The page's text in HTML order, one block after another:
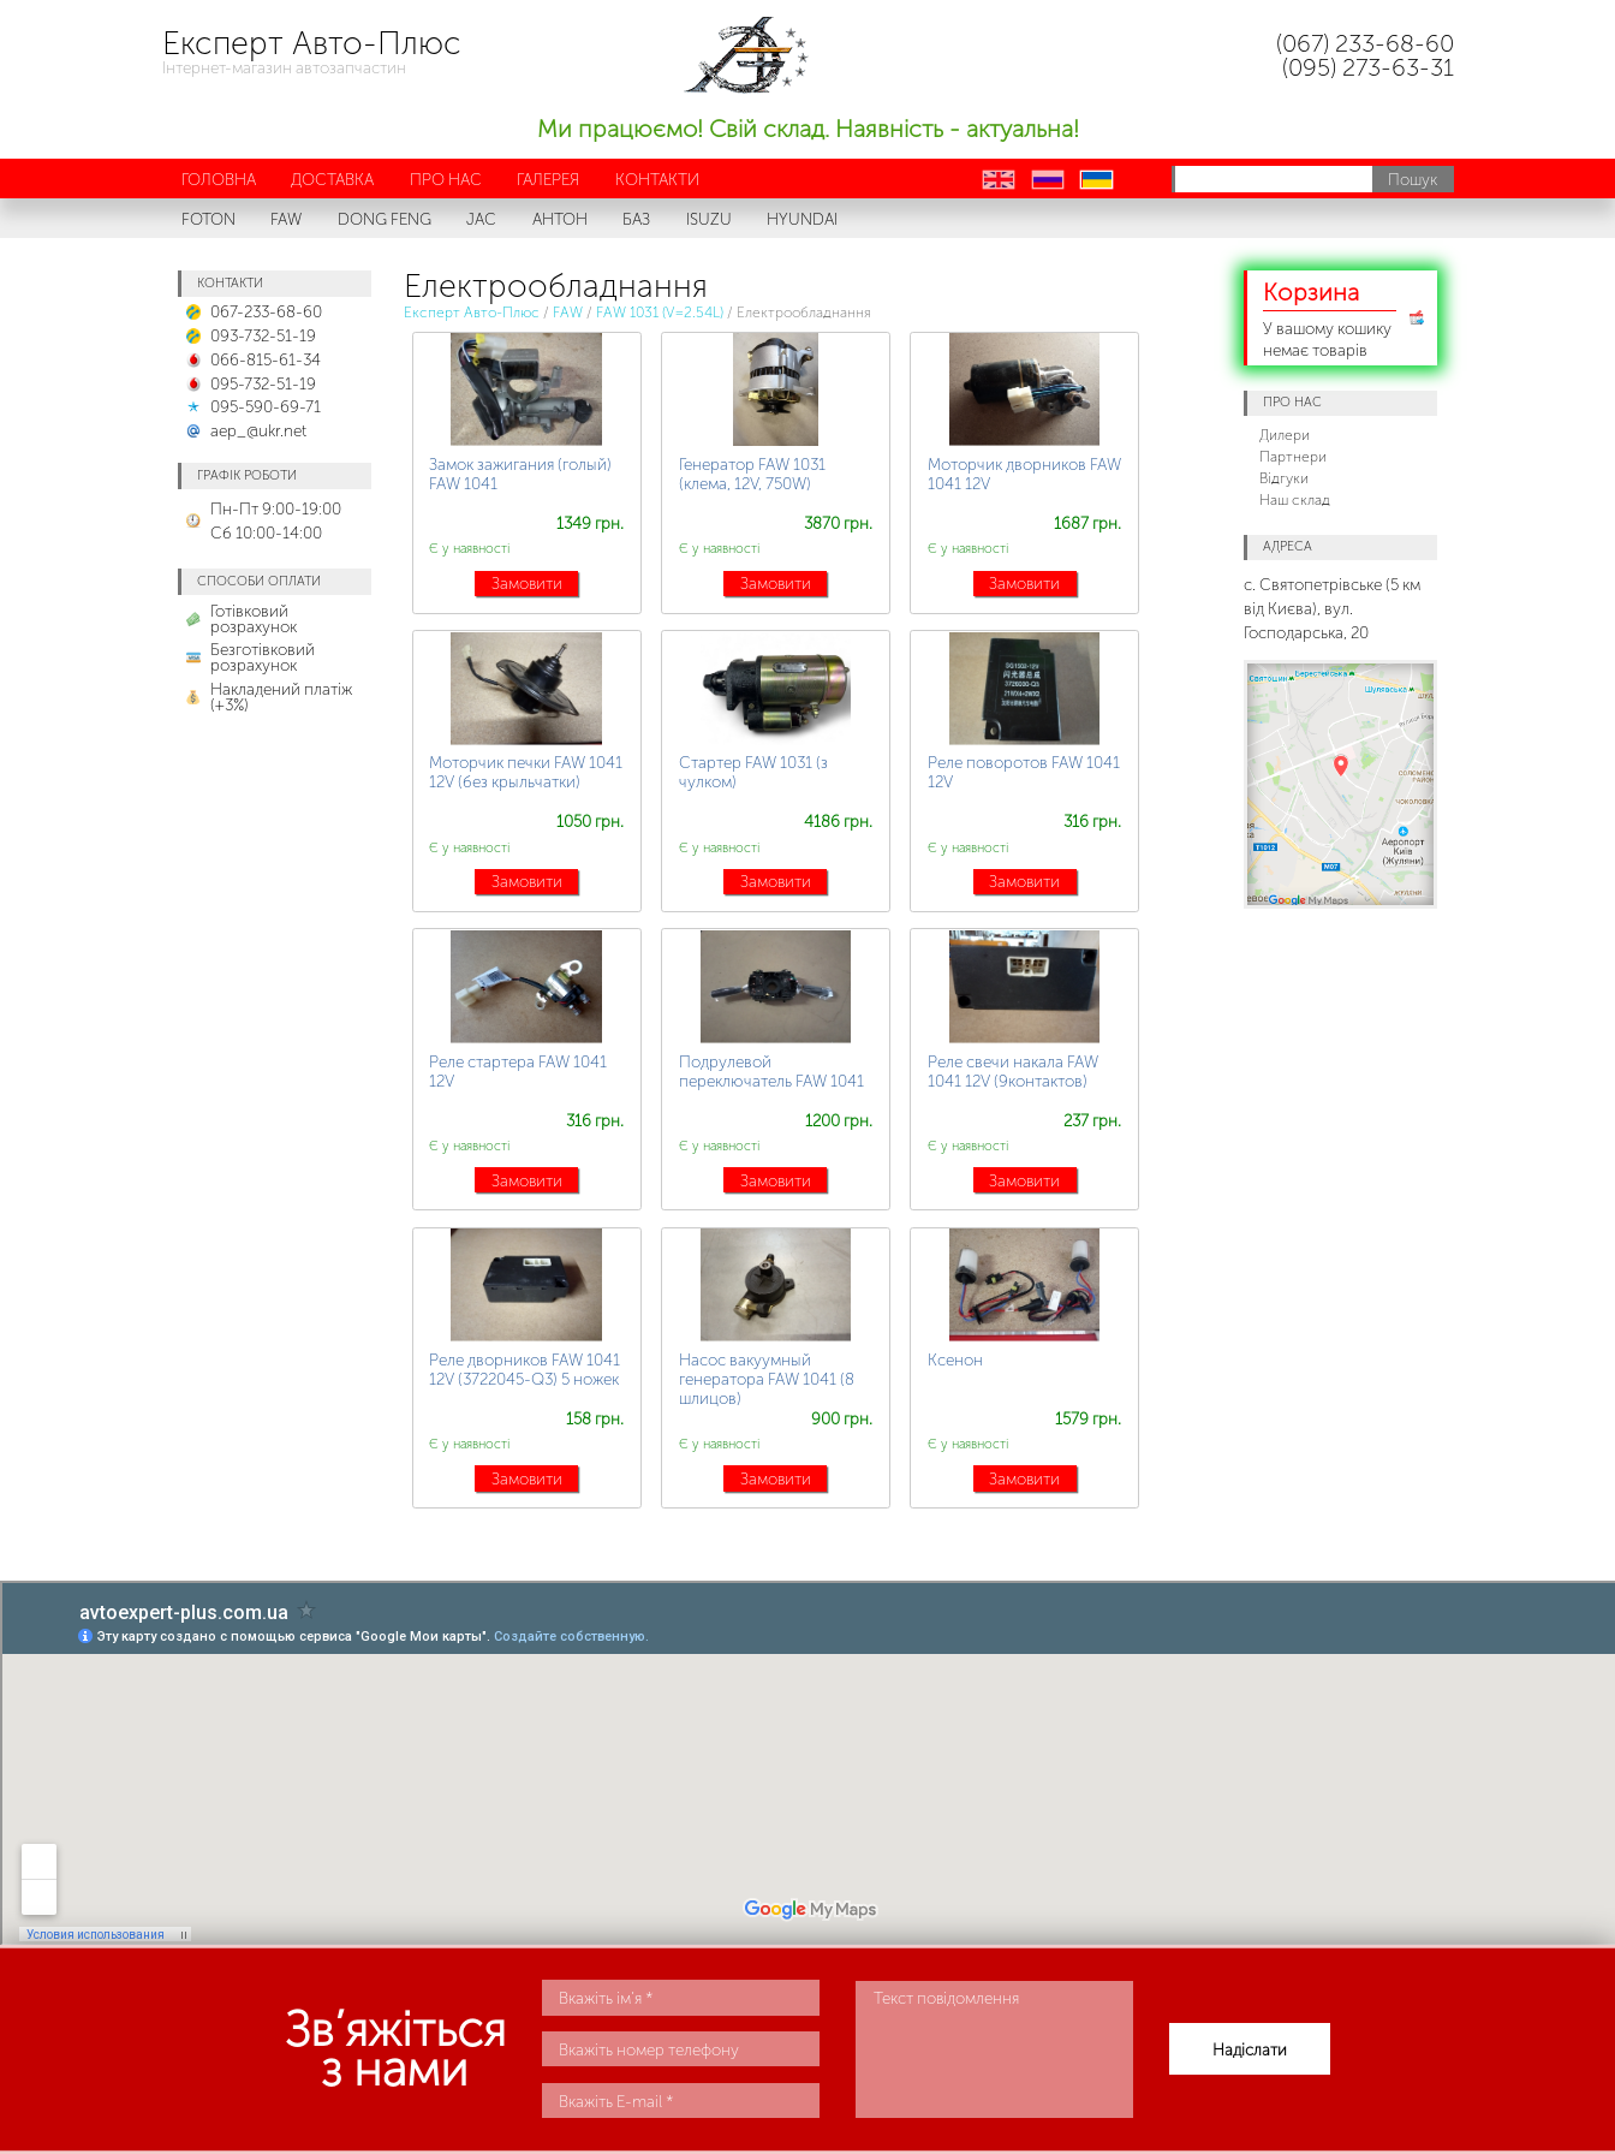
Експерт Авто-Плюс
Інтернет-магазин автозапчастин
(067) 233-68-60
(095) 273-63-31
Ми працюємо! Свій склад. Наявність - актуальна!
ГОЛОВНА ДОСТАВКА ПРО НАС ГАЛЕРЕЯ КОНТАКТИ en ru
uk
FOTON
FAW DONG FENG JAC АНТОН БАЗ ISUZU HYUNDAI
КОНТАКТИ
067-233-68-60
093-732-51-19
066-815-61-34
095-732-51-19
095-590-69-71
aep_@ukr.net
ГРАФІК РОБОТИ
Пн-Пт 9:00-19:00
Сб 10:00-14:00
СПОСОБИ ОПЛАТИ
Готівковий
розрахунок
Безготівковий
розрахунок
Накладений платіж
(+3%)
Електрообладнання
Експерт Авто-Плюс / FAW/ FAW 1031 (V=2.54L)/ Електрообладнання
Замок зажигания (голый)
FAW 1041
1349 грн.
Є у наявності
Замовити
Генератор FAW 1031
(клема, 12V, 750W)
3870 грн.
Є у наявності
Замовити
Моторчик дворников FAW
1041 12V
1687 грн.
Є у наявності
Замовити
Моторчик печки FAW 1041
12V (без крыльчатки)
1050 грн.
Є у наявності
Замовити
Стартер FAW 1031 (з
чулком)
4186 грн.
Є у наявності
Замовити
Реле поворотов FAW 1041
12V
316 грн.
Є у наявності
Замовити
Реле стартера FAW 1041
12V
316 грн.
Є у наявності
Замовити
Подрулевой
переключатель FAW 1041
1200 грн.
Є у наявності
Замовити
Реле свечи накала FAW
1041 12V (9контактов)
237 грн.
Є у наявності
Замовити
Реле дворников FAW 1041
12V (3722045-Q3) 5 ножек
158 грн.
Є у наявності
Замовити
Насос вакуумный
генератора FAW 1041 (8
шлицов)
900 грн.
Є у наявності
Замовити
Ксенон
1579 грн.
Є у наявності
Замовити
Корзина
У вашому кошику
немає товарів
ПРО НАС
Дилери
Партнери
Відгуки
Наш склад
АДРЕСА
с. Святопетрівське (5 км
від Києва), вул.
Господарська, 20
Зв’яжіться
з нами Надіслати